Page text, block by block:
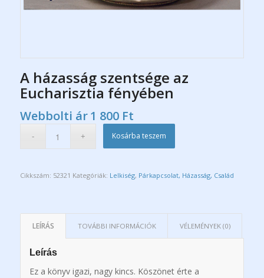
A házasság szentsége az
Eucharisztia fényében
Webbolti ár 1 800 Ft
Kosárba teszem
Cikkszám: 52321 Kategóriák: Lelkiség, Párkapcsolat, Házasság, Család
LEÍRÁS TOVÁBBI INFORMÁCIÓK VÉLEMÉNYEK (0)
Leírás
Ez a könyv igazi, nagy kincs. Köszönet érte a